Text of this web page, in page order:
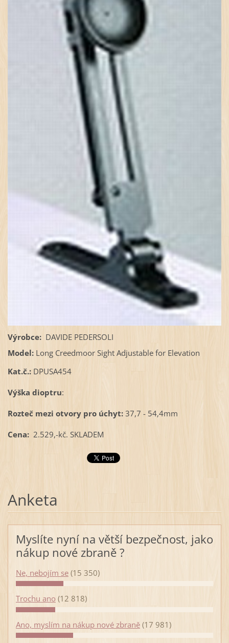
Výrobce:DAVIDE PEDERSOLI
Model:Long Creedmoor Sight Adjustable for Elevation
Kat.č.: DPUSA454
Výška dioptru:
Rozteč mezi otvory pro úchyt:37,7 - 54,4mm
Cena: 2.529,-kč. SKLADEM
Anketa
Myslíte nyní na větší bezpečnost, jako
nákup nové zbraně ?
Ne, nebojím se (15 350)
Trochu ano (12 818)
Ano, myslím na nákup nové zbraně (17 981)